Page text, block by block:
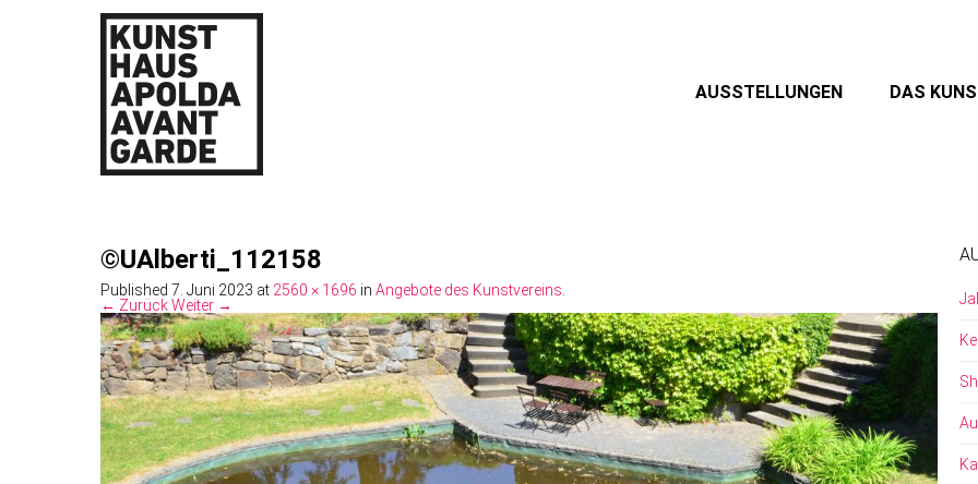
AUSSTELLUNGEN DAS
©UAlberti_112158
Published 7. Juni 2023 at 2560 × 1696 in Angebote des Kunstvereins
← ZurückWeiter →